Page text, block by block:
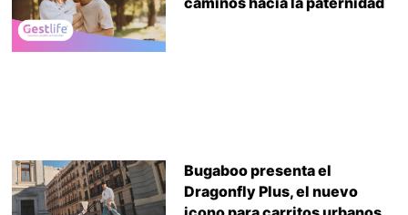
Bugaboo presenta el
Dragonfly Plus, el nuevo